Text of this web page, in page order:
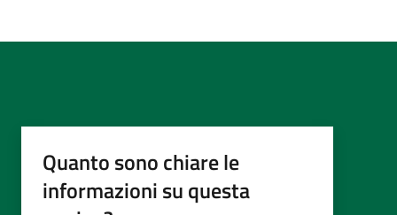
Quanto sono chiare le
informazioni su questa